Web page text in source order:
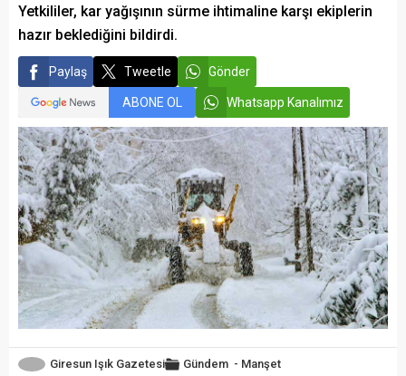
Yetkililer, kar yağışının sürme ihtimaline karşı ekiplerin
hazır beklediğini bildirdi.
Paylaş Tweetle Gönder
ABONE OL Whatsapp Kanalımız
Giresun Işık Gazetesi Gündem - Manşet